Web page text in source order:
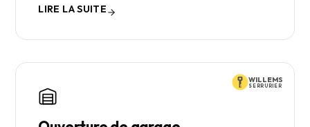
LIRE LA SUITE
WILLEMS
SERRURIER